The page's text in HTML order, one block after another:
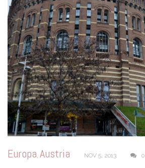
Europa, Austria NOV 5, 2013 0